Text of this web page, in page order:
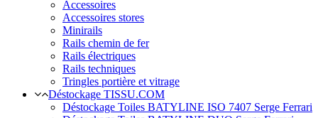
Accessoires
Accessoires stores
Minirails
Rails chemin de fer
Rails électriques
Rails techniques
Tringles portière et vitrage
Déstockage TISSU.COM
Déstockage Toiles BATYLINE ISO 7407 Serge Ferrari